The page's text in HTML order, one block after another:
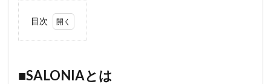
目次
2
■SALONIAとは